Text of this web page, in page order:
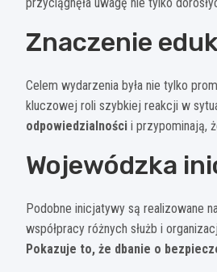
Znaczenie
Celem wydarzenia była nie tylko
kluczowej roli szybkiej reakcji w
odpowiedzialności i przypominają,
Wojewódzka
Podobne inicjatywy są realizowane
współpracy różnych służb i
Pokazuje to, że dbanie o